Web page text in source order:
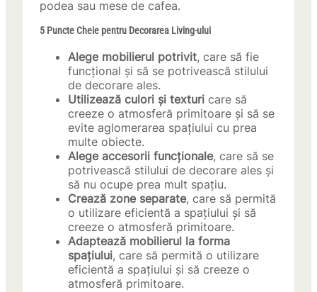
podea sau mese de cafea.
5 Puncte Cheie pentru Decorarea Living-ului
Alege mobilierul potrivit, care să fie
funcțional și să se potrivească stilului
de decorare ales.
Utilizează culori și texturi care să
creeze o atmosferă primitoare și să se
evite aglomerarea spațiului cu prea
multe obiecte.
Alege accesorii funcționale, care să se
potrivească stilului de decorare ales și
să nu ocupe prea mult spațiu.
Crează zone separate, care să permită
o utilizare eficientă a spațiului și să
creeze o atmosferă primitoare.
Adaptează mobilierul la forma
spațiului, care să permită o utilizare
eficientă a spațiului și să creeze o
atmosferă primitoare.